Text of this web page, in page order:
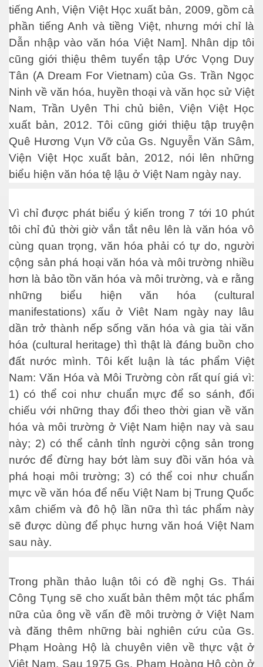
tiếng Anh, Viện Việt Học xuất bản, 2009, gồm cả
phần tiếng Anh và tiềng Việt, nhưng mới chỉ là
Dẫn nhập vào văn hóa Việt Nam]. Nhân dịp tôi
cũng giới thiệu thêm tuyển tập Ước Vọng Duy
Tân (A Dream For Vietnam) của Gs. Trần Ngọc
Ninh về văn hóa, huyền thoại và văn học sử Việt
Nam, Trần Uyên Thi chủ biên, Viện Việt Học
xuất bản, 2012. Tôi cũng giới thiệu tập truyện
Quê Hương Vụn Vỡ của Gs. Nguyễn Văn Sâm,
Viện Việt Học xuất bản, 2012, nói lên những
biểu hiện văn hóa tệ lậu ở Việt Nam ngày nay.
Vì chỉ được phát biểu ý kiến trong 7 tới 10 phút
tôi chỉ đủ thời giờ vắn tắt nêu lên là văn hóa vô
cùng quan trọng, văn hóa phải có tự do, người
cộng sản phá hoại văn hóa và môi trường nhiều
hơn là bảo tồn văn hóa và môi trường, và e rằng
những biểu hiện văn hóa (cultural
manifestations) xấu ở Viêt Nam ngày nay lâu
dần trở thành nếp sống văn hóa và gia tài văn
hóa (cultural heritage) thì thật là đáng buồn cho
đất nước mình. Tôi kết luận là tác phẩm Việt
Nam: Văn Hóa và Môi Trường còn rất quí giá vì:
1) có thể coi như chuẩn mực để so sánh, đối
chiếu với những thay đổi theo thời gian về văn
hóa và môi trường ở Việt Nam hiện nay và sau
này; 2) có thể cảnh tỉnh người cộng sản trong
nước để đừng hay bớt làm suy đồi văn hóa và
phá hoại môi trường; 3) có thể coi như chuẩn
mực về văn hóa để nếu Việt Nam bị Trung Quốc
xâm chiếm và đô hộ lần nữa thì tác phẩm này
sẽ được dùng để phục hưng văn hoá Việt Nam
sau này.
Trong phần thảo luận tôi có đề nghị Gs. Thái
Công Tụng sẽ cho xuất bản thêm một tác phẩm
nữa của ông về vấn đề môi trường ở Việt Nam
và đăng thêm những bài nghiên cứu của Gs.
Phạm Hoàng Hộ là chuyên viên về thực vật ở
Việt Nam. Sau 1975 Gs. Phạm Hoàng Hộ còn ở
1
2
3
4
5
6